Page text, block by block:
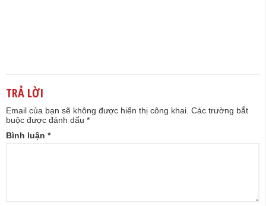
TRẢ LỜI
Email của bạn sẽ không được hiển thị công khai. Các trường bắt
buộc được đánh dấu *
Bình luận *